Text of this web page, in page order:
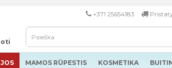
+371 25654183
MAMOS RŪPESTIS KOSMETIKA